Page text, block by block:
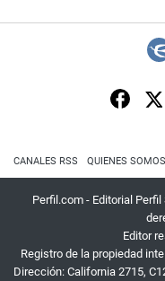
CANALES RSS QUIENES SOMOS
Perfil.com - Editorial Perfil
Editor
Registro de la propiedad
Dirección: California 2715,